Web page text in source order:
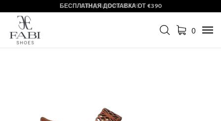
СКИДКИ В РАЗГАРЕ
БЕСПЛАТНАЯ ДОСТАВКА ОТ €390
0